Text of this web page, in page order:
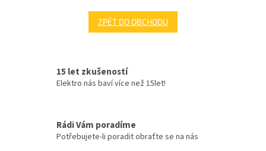
ZPĚT DO OBCHODU
15 let zkušeností
Elektro nás baví více než 15let!
Rádi Vám poradíme
Potřebujete-li poradit obraťte se na nás